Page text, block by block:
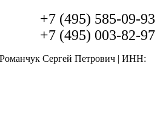
+7 (495) 585-09-93
+7 (495) 003-82-97
Сергей Петрович | ИНН: